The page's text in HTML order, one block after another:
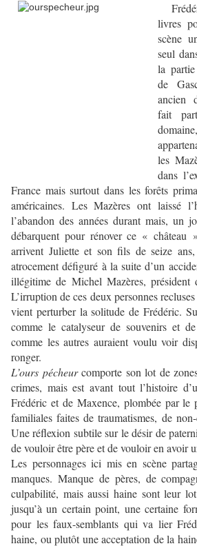
livres
scène
seul
la
de
ancien
fait
les
dans
France mais surtout dans les forêts
américaines. Les Mazères ont laissé
l’abandon des années durant mais, un
débarquent pour rénover ce « château
arrivent Juliette et son fils de seize
atrocement défiguré à la suite d’un
illégitime de Michel Mazères, président
L’irruption de ces deux personnes
vient perturber la solitude de Frédéric.
comme le catalyseur de souvenirs et
comme les autres auraient voulu voir
ronger.
L’ours pécheurcomporte son lot de
crimes, mais est avant tout l’histoire
Frédéric et de Maxence, plombée par le
familiales faites de traumatismes, de
Une réflexion subtile sur le désir de
de vouloir être père et de vouloir en avoir
Les personnages ici mis en scène
manques. Manque de pères, de
culpabilité, mais aussi haine sont leur
jusqu’à un certain point, une certaine
pour les faux-semblants qui va lier
haine, ou plutôt une acceptation de la